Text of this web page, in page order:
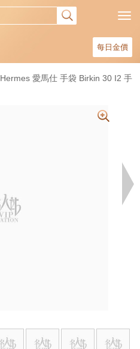
每日金價
Hermes 愛馬仕 手袋 Birkin 30 I2 手